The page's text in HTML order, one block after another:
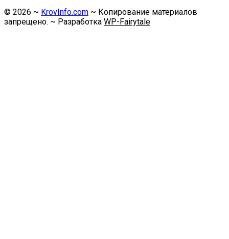
© 2026 ~ KrovInfo.com ~ Копирование материалов
запрещено. ~ Разработка WP-Fairytale